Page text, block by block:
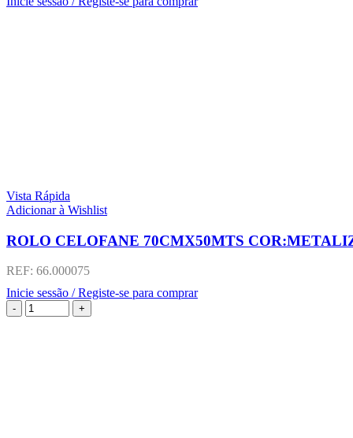
Vista Rápida
Adicionar à Wishlist
ROLO CELOFANE 70CMX50MTS
REF: 66.000075
Inicie sessão / Registe-se para comprar